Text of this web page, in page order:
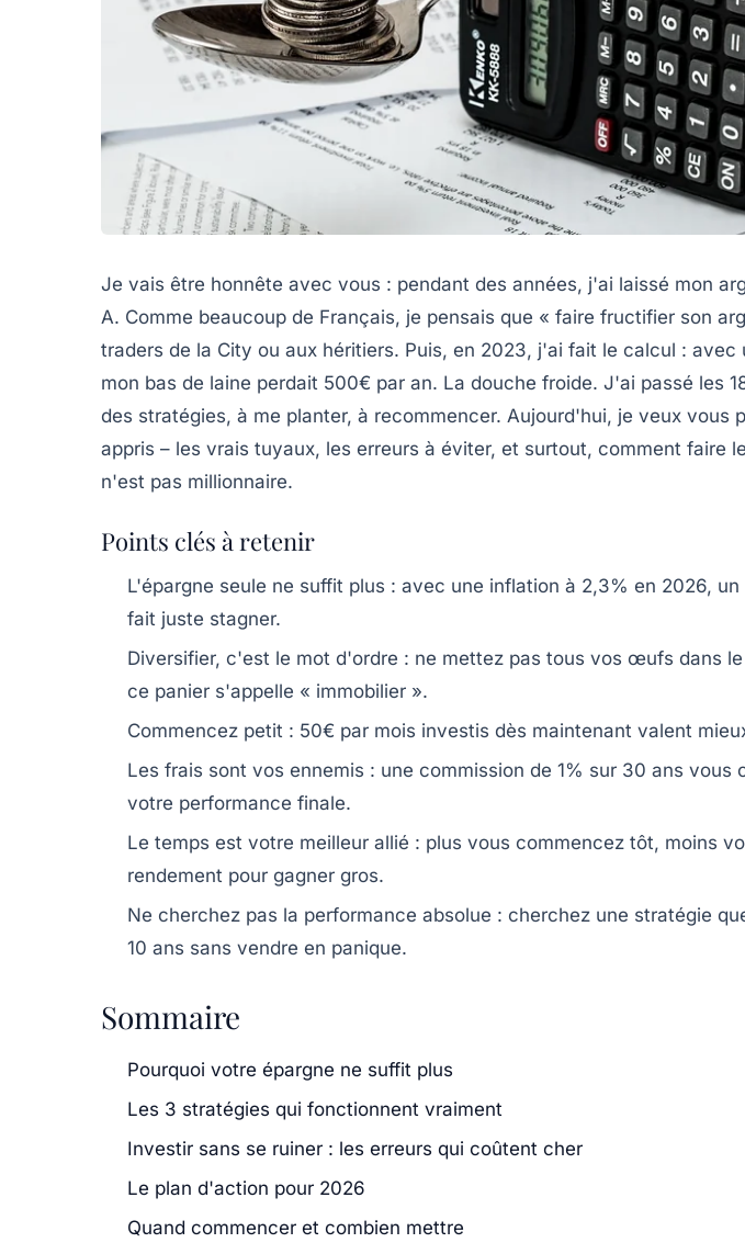
Je vais être honnête avec vous : pendant des années, j'ai laissé mon
A. Comme beaucoup de Français, je pensais que « faire fructifier son
traders de la City ou aux héritiers. Puis, en 2023, j'ai fait le calcul : avec
mon bas de laine perdait 500€ par an. La douche froide. J'ai passé les
des stratégies, à me planter, à recommencer. Aujourd'hui, je veux vous
appris – les vrais tuyaux, les erreurs à éviter, et surtout, comment faire
n'est pas millionnaire.
Points clés à retenir
L'épargne seule ne suffit plus : avec une inflation à 2,3% en 2026,
fait juste stagner.
Diversifier, c'est le mot d'ordre : ne mettez pas tous vos œufs dans le
ce panier s'appelle « immobilier ».
Commencez petit : 50€ par mois investis dès maintenant valent
Les frais sont vos ennemis : une commission de 1% sur 30 ans vous
votre performance finale.
Le temps est votre meilleur allié : plus vous commencez tôt, moins
rendement pour gagner gros.
Ne cherchez pas la performance absolue : cherchez une stratégie
10 ans sans vendre en panique.
Sommaire
Pourquoi votre épargne ne suffit plus
Les 3 stratégies qui fonctionnent vraiment
Investir sans se ruiner : les erreurs qui coûtent cher
Le plan d'action pour 2026
Quand commencer et combien mettre